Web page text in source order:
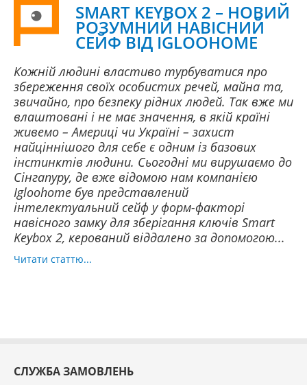
SMART KEYBOX 2 – НОВИЙ
РОЗУМНИЙ НАВІСНИЙ
СЕЙФ ВІД IGLOOHOME
Кожній людині властиво турбуватися про
збереження своїх особистих речей, майна та,
звичайно, про безпеку рідних людей. Так вже ми
влаштовані і не має значення, в якій країні
живемо – Америці чи Україні – захист
найціннішого для себе є одним із базових
інстинктів людини. Сьогодні ми вирушаємо до
Сінгапуру, де вже відомою нам компанією
Igloohome був представлений
інтелектуальний сейф у форм-факторі
навісного замку для зберігання ключів Smart
Keybox 2, керований віддалено за допомогою...
Читати статтю...
СЛУЖБА ЗАМОВЛЕНЬ